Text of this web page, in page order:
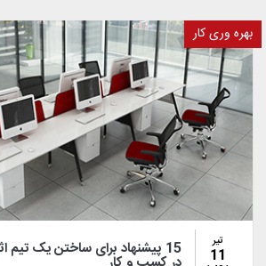
بهره وری کار
تیر
11 15 پیشنهاد برای ساختن یک تیم